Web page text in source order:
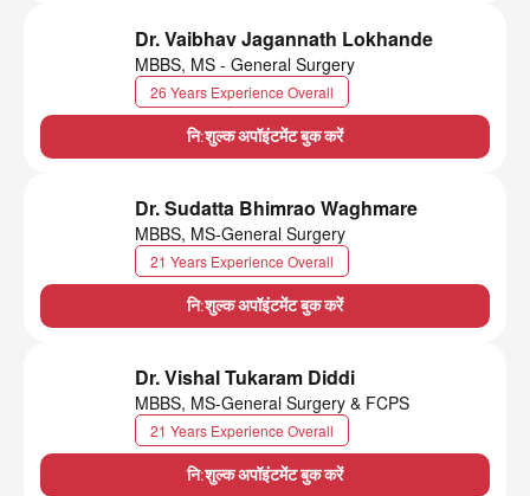
Dr. Vaibhav Jagannath Lokhande
MBBS, MS - General Surgery
26 Years Experience Overall
नि:शुल्क अपॉइंटमेंट बुक करें
Dr. Sudatta Bhimrao Waghmare
MBBS, MS-General Surgery
21 Years Experience Overall
नि:शुल्क अपॉइंटमेंट बुक करें
Dr. Vishal Tukaram Diddi
MBBS, MS-General Surgery & FCPS
21 Years Experience Overall
नि:शुल्क अपॉइंटमेंट बुक करें